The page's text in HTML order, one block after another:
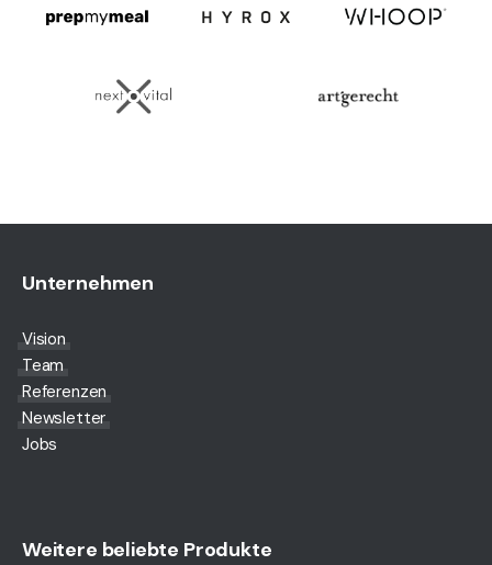
Unternehmen
Vision
Team
Referenzen
Newsletter
Jobs
Weitere beliebte Produkte